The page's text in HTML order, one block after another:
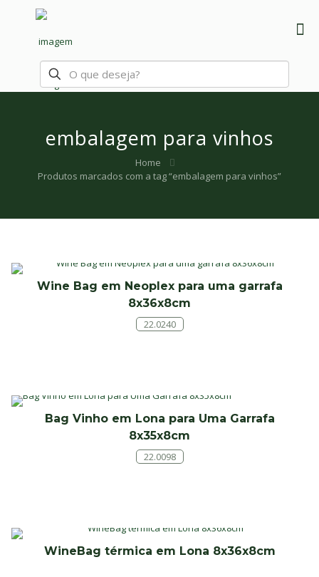
embalagem para vinhos
Home
Produtos marcados com a tag “embalagem para vinhos”
Wine Bag em Neoplex para uma garrafa
8x36x8cm
22.0240
Bag Vinho em Lona para Uma Garrafa
8x35x8cm
22.0098
WineBag térmica em Lona 8x36x8cm